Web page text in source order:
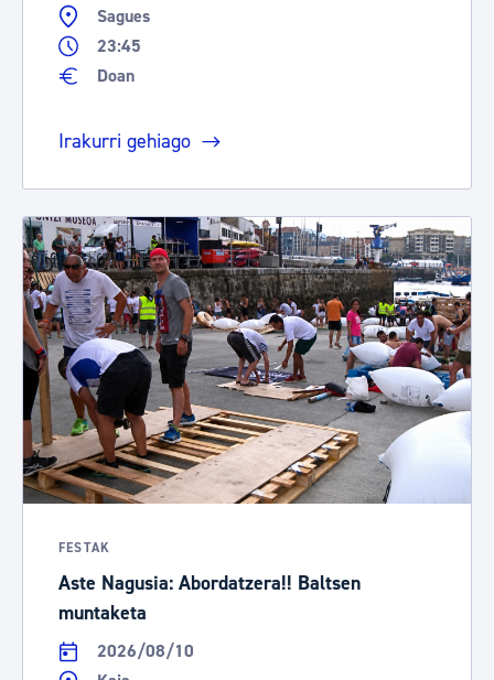
Sagues
23:45
Doan
Irakurri gehiago
FESTAK
Aste Nagusia: Abordatzera!! Baltsen
muntaketa
2026/08/10